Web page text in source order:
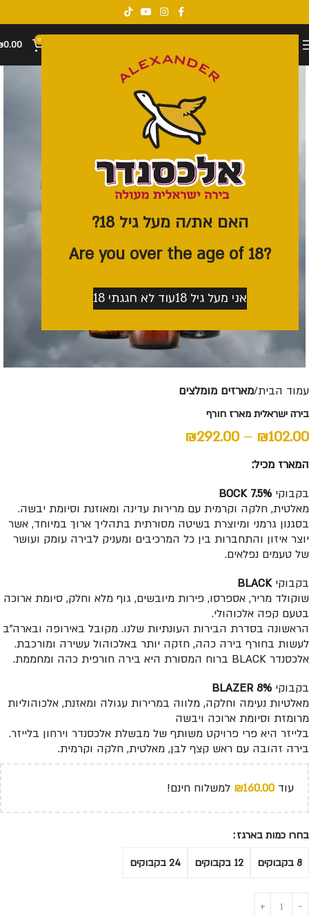
האם את/ה מעל גיל 18?
?Are you over the age of 18
אני מעל גיל 18 עוד לא חגגתי 18
0
0.00
עמוד הבית מארזים מומלצים
בירה ישראלית מארז חורף
₪102.00
–
₪292.00
המארז מכיל:
בקבוקי
מאלטית, חלקה וקרמית עם מרירות עדינה ומאוזנת וסיומת יבשה.
בסגנון גרמני ומיוצרת בשיטה מסורתית בתהליך ארוך במיוחד, אשר
יוצר איזון והתחברות בין כל המרכיבים ומעניק לבירה עומק ועושר
של טעמים נפלאים.
בקבוקיBLACK
שוקולד מריר, אספרסו, פירות מיובשים, גוף מלא וחלק, סיומת ארוכה
בטעם קפה אלכוהולי.
הראשונה בסדרת הבירות העונתיות שלנו. מקובל באירופה ובארה”ב
לעשות בחורף בירה כהה, חזקה יותר באלכוהול עשירה ומורכבת.
אלכסנדר BLACK ברוח המסורת היא בירה חורפית כהה ומחממת.
בקבוקי BLAZER 8%
מאלטיות נעימה וחלקה, מלווה במרירות עגולה ומאזנת, אלכוהוליות
מרומזת וסיומת ארוכה ויבשה
בלייזר היא פרי פרויקט משותף של מבשלת אלכסנדר וירחון בלייזר.
בירה זהובה עם ראש קצף לבן, מאלטית, חלקה וקרמית.
עוד ₪160.00 למשלוח חינם!
בחרו כמות בארגז
8 בקבוקים 12 בקבוקים 24 בקבוקים